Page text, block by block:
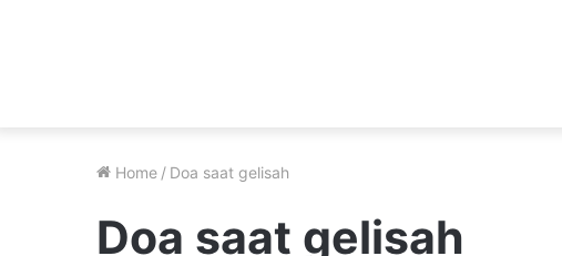
Home / Doa saat gelisah
Doa saat gelisah